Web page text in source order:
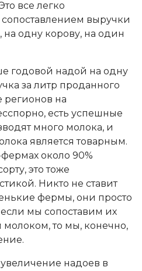
все легко
выручки
одну корову, на один
годовой надой на одну
за литр проданного
регионов на
есть успешные
много молока, и
является товарным.
около 90%
это тоже
Никто не ставит
фермы, они просто
мы сопоставим их
молоком, то мы, конечно,
надоев в